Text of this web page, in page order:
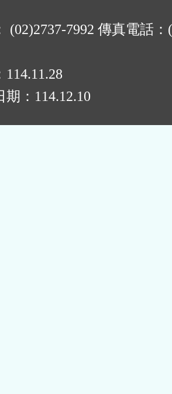
(02)2737-7992 傳真電話：
114.11.28
： 114.12.10